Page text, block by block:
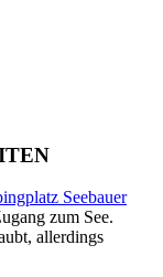
Seebauer
zum See.
allerdings